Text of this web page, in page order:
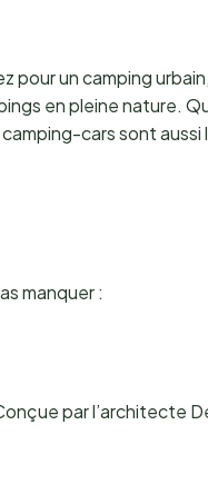
pour un camping
en pleine nature.
cars sont aussi
manquer :
par l’architecte